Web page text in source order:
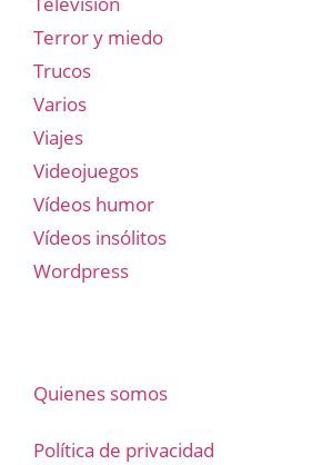
Terror y miedo
Trucos
Varios
Viajes
Videojuegos
Vídeos humor
Vídeos insólitos
Wordpress
Quienes somos
Política de privacidad